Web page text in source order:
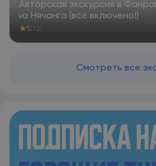
Авторская экскурсия в
из Нячанга (всё включено!)
★5 (72)
Смотреть все